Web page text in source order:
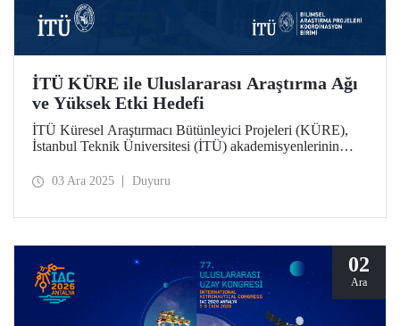
İTÜ KÜRE ile Uluslararası Araştırma Ağı
ve Yüksek Etki Hedefi
İTÜ Küresel Araştırmacı Bütünleyici Projeleri (KÜRE),
İstanbul Teknik Üniversitesi (İTÜ) akademisyenlerinin
Araştırmacılar Programı kapsamında İTÜ’de görev
03 Ara 2025 Duyuru
02
Ara